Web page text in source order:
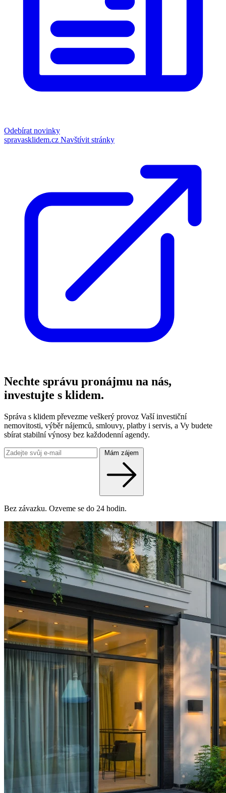
Odebírat novinky
spravasklidem.cz Navštívit stránky
Nechte správu pronájmu na nás,
investujte s klidem.
Správa s klidem převezme veškerý provoz Vaší investiční
nemovitosti, výběr nájemců, smlouvy, platby i servis, a Vy budete
sbírat stabilní výnosy bez každodenní agendy.
Mám zájem
Bez závazku. Ozveme se do 24 hodin.